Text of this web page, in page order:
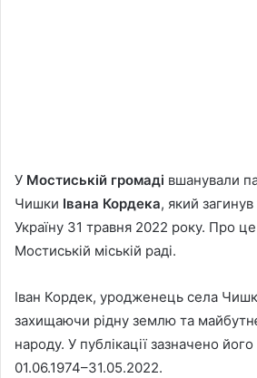
У Мостиській громаді вшанували
Чишки Івана Кордека, який
Україну 31 травня 2022 року. Про
Мостиській міській раді.
Іван Кордек, уродженець села
захищаючи рідну землю та
народу. У публікації зазначено
01.06.1974–31.05.2022.